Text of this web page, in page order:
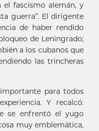
fascismo alemán, y
guerra”. El dirigente
de haber rendido
de Leningrado;
a los cubanos que
las trincheras
para todos
Y recalcó:
se enfrentó el yugo
muy emblemática,